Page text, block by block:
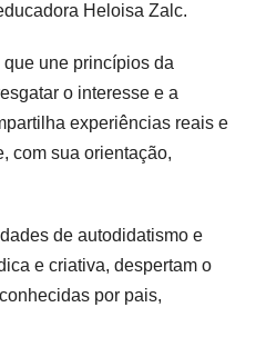
Heloisa Zalc.
une princípios da
o interesse e a
experiências reais e
com sua orientação,
de autodidatismo e
e criativa, despertam o
por pais,